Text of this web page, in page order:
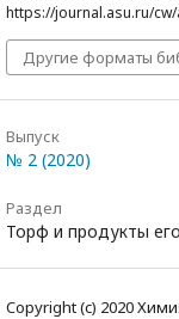
https://journal.asu.ru/
Другие форматы
Выпуск
№ 2 (2020)
Раздел
Торф и продукты
Copyright (c) 2020